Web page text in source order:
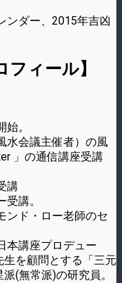
ダー、2015年吉凶
ィール】
。
会議主催者）の風
」の通信講座受講
講
講。
ド・ロー老師のセ
講座プロデュー
を顧問とする「三元
(無常派)の研究員。